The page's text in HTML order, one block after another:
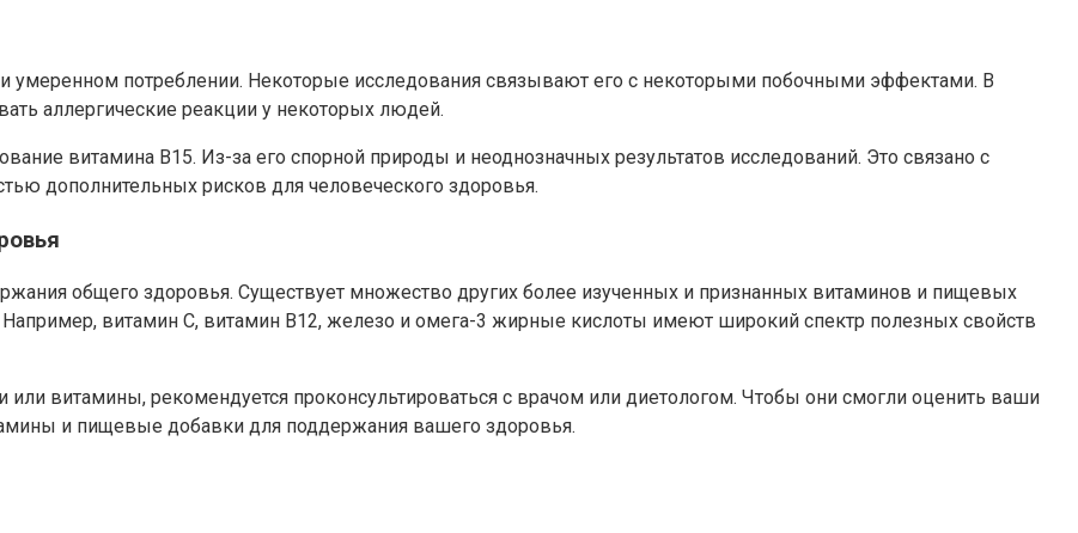
умеренном потреблении. Некоторые исследования связывают его с некоторыми побочными эффектами. В
аллергические реакции у некоторых людей.
витамина В15. Из-за его спорной природы и неоднозначных результатов исследований. Это связано с
дополнительных рисков для человеческого здоровья.
общего здоровья. Существует множество других более изученных и признанных витаминов и пищевых
витамин С, витамин В12, железо и омега-3 жирные кислоты имеют широкий спектр полезных свойств
витамины, рекомендуется проконсультироваться с врачом или диетологом. Чтобы они смогли оценить ваши
и пищевые добавки для поддержания вашего здоровья.